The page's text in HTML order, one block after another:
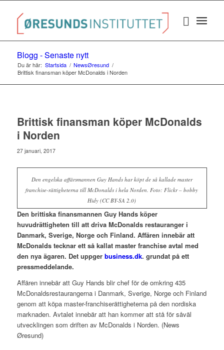
Blogg - Senaste nytt
Du är här: Startsida / NewsØresund /
Brittisk finansman köper McDonalds i Norden
Brittisk finansman köper McDonalds
i Norden
27 januari, 2017
Den engelska affärsmannen Guy Hands har köpt de så kallade master
franchise-rättigheterna till McDonalds i hela Norden. Foto: Flickr – bobby
Hidy (CC BY-SA 2.0)
Den brittiska finansmannen Guy Hands köper
huvudrättigheten till att driva McDonalds restauranger i
Danmark, Sverige, Norge och Finland. Affären innebär att
McDonalds tecknar ett så kallat master franchise avtal med
den nya ägaren. Det uppger business.dk. grundat på ett
pressmeddelande.
Affären innebär att Guy Hands blir chef för de omkring 435
McDonaldsrestaurangerna i Danmark, Sverige, Norge och Finland
genom att köpa master-franchiserättigheterna på den nordiska
marknaden. Avtalet innebär att han kommer att stå för såväl
utvecklingen som driften av McDonalds i Norden. (News
Øresund)